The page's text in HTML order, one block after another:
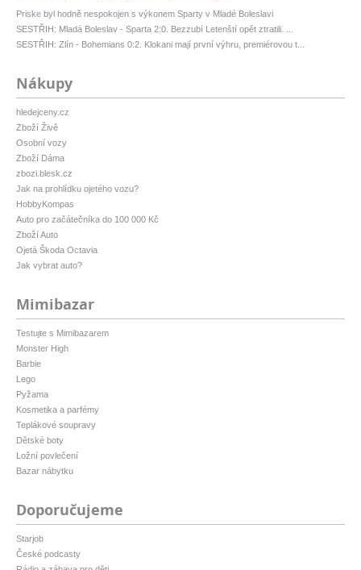
Priske byl hodně nespokojen s výkonem Sparty v Mladé Boleslavi
SESTŘIH: Mladá Boleslav - Sparta 2:0. Bezzubí Letenští opět ztratili. ...
SESTŘIH: Zlín - Bohemians 0:2. Klokani mají první výhru, premiérovou t...
Nákupy
hledejceny.cz
Zboží Živě
Osobní vozy
Zboží Dáma
zbozi.blesk.cz
Jak na prohlídku ojetého vozu?
HobbyKompas
Auto pro začátečníka do 100 000 Kč
Zboží Auto
Ojetá Škoda Octavia
Jak vybrat auto?
Mimibazar
Testujte s Mimibazarem
Monster High
Barbie
Lego
Pyžama
Kosmetika a parfémy
Teplákové soupravy
Dětské boty
Ložní povlečení
Bazar nábytku
Doporučujeme
Starjob
České podcasty